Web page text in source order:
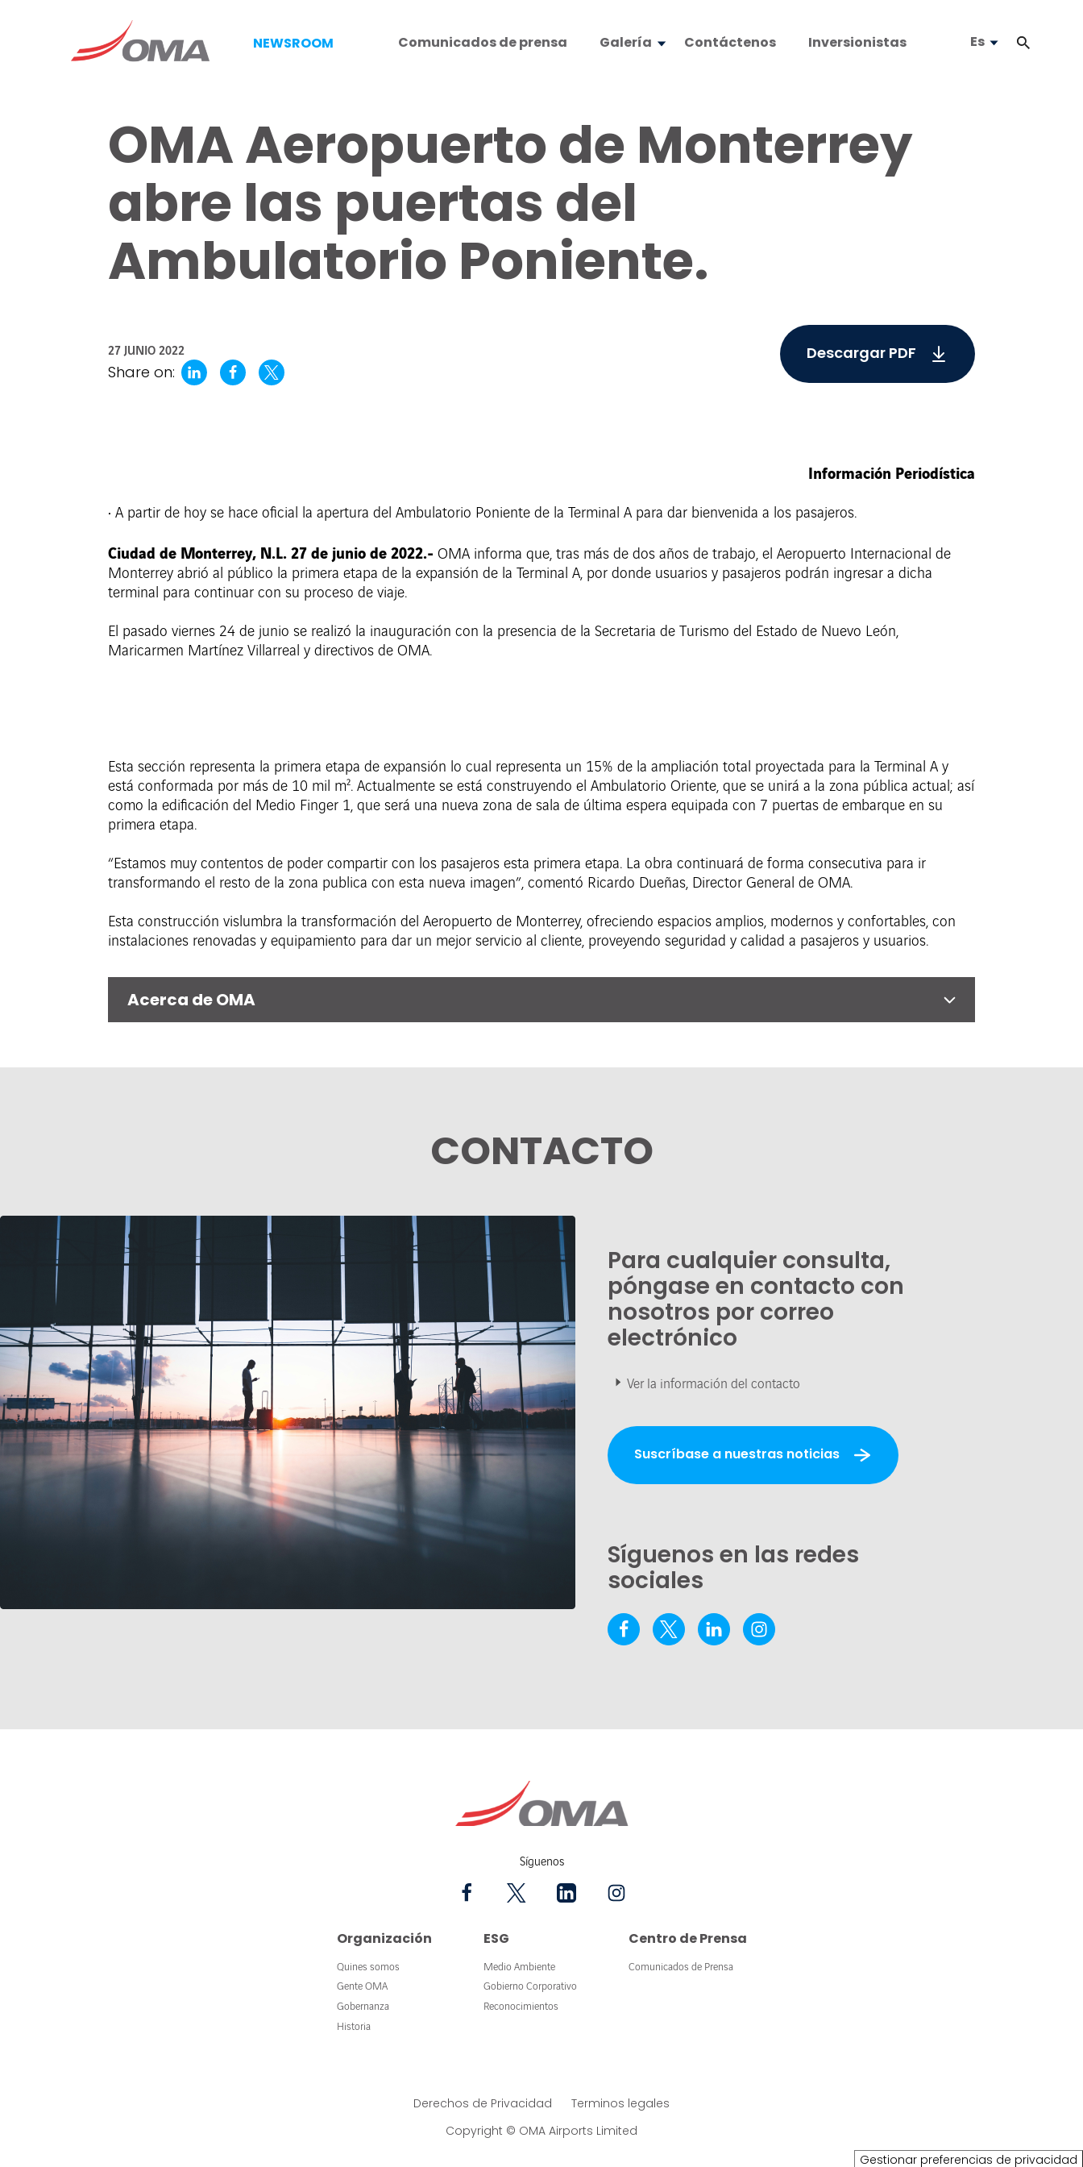
NEWSROOM Comunicados de prensa Galería Contáctenos Inversionistas Es
OMA Aeropuerto de Monterrey
abre las puertas del
Ambulatorio Poniente.
27 JUNIO 2022
Share on:
Descargar PDF
Información Periodística
• A partir de hoy se hace oficial la apertura del Ambulatorio Poniente de la Terminal A para dar bienvenida a los pasajeros.
Ciudad de Monterrey, N.L. 27 de junio de 2022.- OMA informa que, tras más de dos años de trabajo, el Aeropuerto Internacional de
Monterrey abrió al público la primera etapa de la expansión de la Terminal A, por donde usuarios y pasajeros podrán ingresar a dicha
terminal para continuar con su proceso de viaje.
El pasado viernes 24 de junio se realizó la inauguración con la presencia de la Secretaria de Turismo del Estado de Nuevo León,
Maricarmen Martínez Villarreal y directivos de OMA.
Esta sección representa la primera etapa de expansión lo cual representa un 15% de la ampliación total proyectada para la Terminal A y
está conformada por más de 10 mil m². Actualmente se está construyendo el Ambulatorio Oriente, que se unirá a la zona pública actual; así
como la edificación del Medio Finger 1, que será una nueva zona de sala de última espera equipada con 7 puertas de embarque en su
primera etapa.
“Estamos muy contentos de poder compartir con los pasajeros esta primera etapa. La obra continuará de forma consecutiva para ir
transformando el resto de la zona publica con esta nueva imagen”, comentó Ricardo Dueñas, Director General de OMA.
Esta construcción vislumbra la transformación del Aeropuerto de Monterrey, ofreciendo espacios amplios, modernos y confortables, con
instalaciones renovadas y equipamiento para dar un mejor servicio al cliente, proveyendo seguridad y calidad a pasajeros y usuarios.
Acerca de OMA
CONTACTO
Para cualquier consulta,
póngase en contacto con
nosotros por correo
electrónico
Ver la información del contacto
Suscríbase a nuestras noticias
Síguenos en las redes
sociales
Síguenos
Organización
Quines somos
Gente OMA
Gobernanza
Historia
ESG
Medio Ambiente
Gobierno Corporativo
Reconocimientos
Centro de Prensa
Comunicados de Prensa
Derechos de Privacidad
Terminos legales
Copyright © OMA Airports Limited
Gestionar preferencias de privacidad